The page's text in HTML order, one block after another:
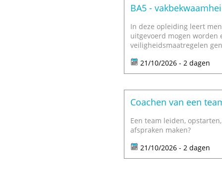
BA5 -
In deze opleiding leert
uitgevoerd mogen worden
veiligheidsmaatregelen
21/10/2026 - 2 dagen
Coachen van een
Een team leiden,
afspraken maken?
21/10/2026 - 2 dagen